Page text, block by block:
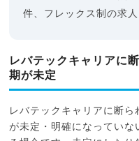
件、フレックス制の求
レバテックキャリアに
期が未定
レバテックキャリアに断ら
が未定・明確になっていな